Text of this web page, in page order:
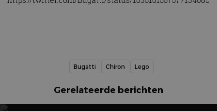
Bugatti Chiron Lego
Gerelateerde berichten